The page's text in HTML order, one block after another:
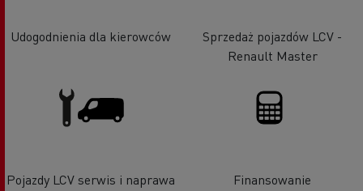
Udogodnienia dla kierowców
Sprzedaż pojazdów LCV -
Renault Master
Pojazdy LCV serwis i naprawa Finansowanie